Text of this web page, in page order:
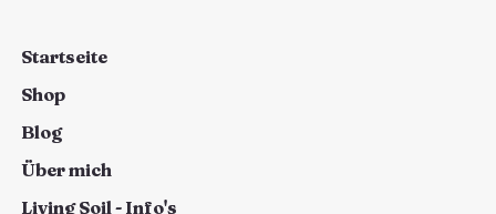
Wurzelsignale (Exsudate) und tauschen Nährstoffe über das
Regenwürmer verbessern Bodenstruktur und fördern
Mikroben. Trichoderma-Pilze schützen die Wurzeln vor
Pflege stärkst du dieses unsichtbare, lebenswichtige
Netzwerk für gesunde, kräftige Pflanzen.